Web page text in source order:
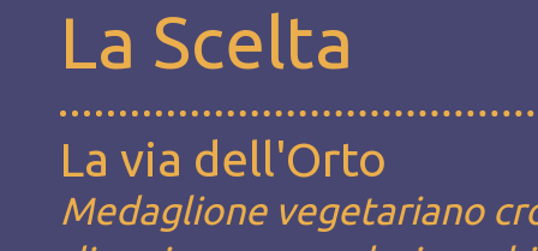
La Scelta
La via dell'Orto
Medaglione vegetariano